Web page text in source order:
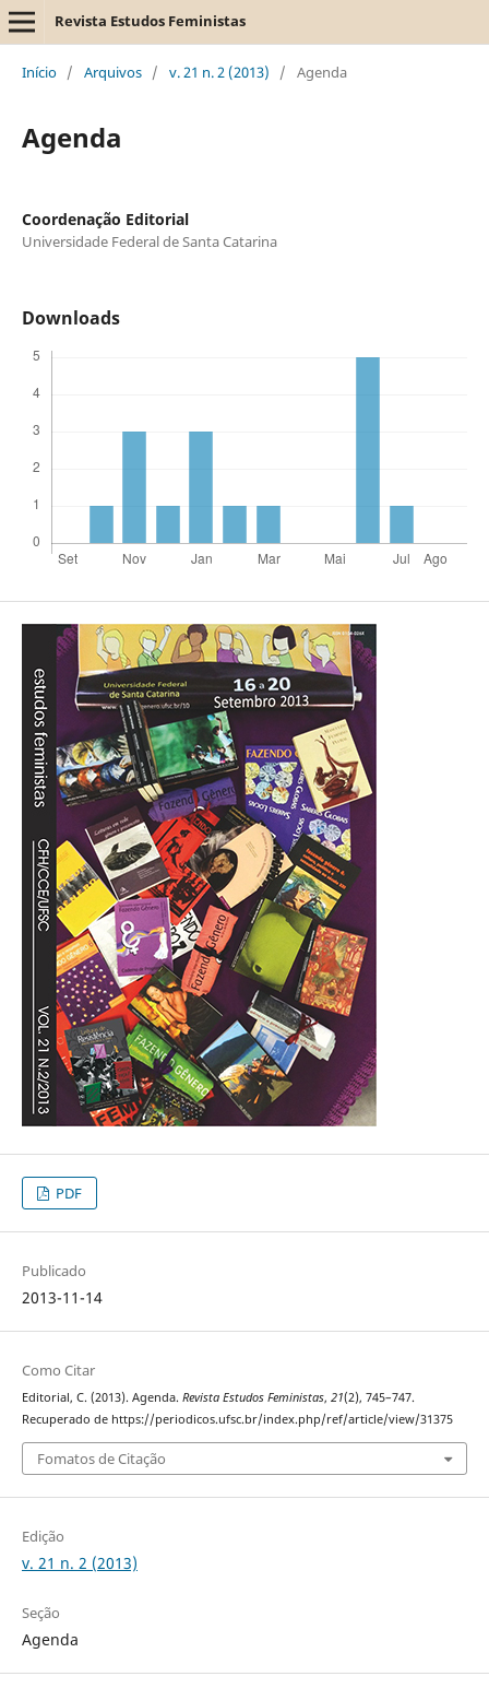
Revista Estudos Feministas
Início / Arquivos / v. 21 n. 2 (2013) / Agenda
Agenda
Coordenação Editorial
Universidade Federal de Santa Catarina
Downloads
PDF
Publicado
2013-11-14
Como Citar
Editorial, C. (2013). Agenda. Revista Estudos Feministas, 21(2), 745–747.
Recuperado de https://periodicos.ufsc.br/index.php/ref/article/view/31375
Fomatos de Citação
Edição
v. 21 n. 2 (2013)
Seção
Agenda